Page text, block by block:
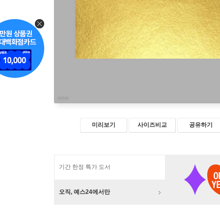
미리보기 사이즈비교 공유하기
기간 한정 특가 도서
오직, 예스24에서만